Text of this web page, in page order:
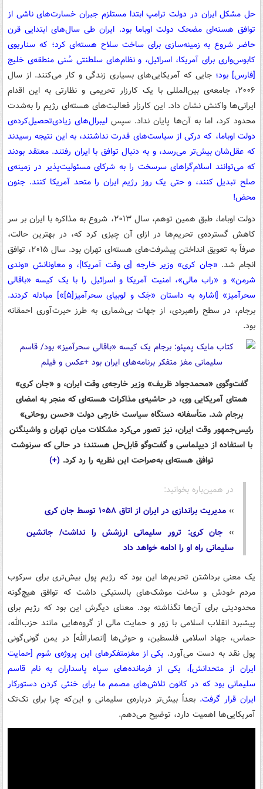
حل مشکل ایران در دولت ترامپ ابتدا مستلزم جبران خسارت‌های ناشی از
توافق هسته‌ای مضحک دولت اوباما بود. ایران طی سال‌های ابتدایی قرن
حاضر شروع به زمینه‌سازی برای ساخت سلاح هسته‌ای کرد؛ که سناریوی
کابوس‌واری برای آمریکا، اسرائیل، و نظام‌های سلطنتی سُنی منطقه‌ی خلیج
[فارس] بود؛جایی که آمریکایی‌های بسیاری زندگی و کار می‌کنند. از سال
۲۰۰۶، جامعه‌ی بین‌المللی با یک کارزار تحریمی و نظارتی به این اقدام
ایرانی‌ها واکنش نشان داد. این کارزار فعالیت‌های هسته‌ای رژیم را به‌شدت
محدود کرد، اما به آن‌ها پایان نداد. سپس لیبرال‌های زیادی‌تحصیل‌کرده‌ی
دولت اوباما، که درکی از سیاست‌های قدرت نداشتند، به این نتیجه رسیدند
که عقل‌شان بیش‌تر می‌رسد، و به دنبال توافق با ایران رفتند. معتقد بودند
که می‌توانند اسلام‌گراهای سرسخت را به شرکای مسئولیت‌پذیر در زمینه‌ی
صلح تبدیل کنند، و حتی یک روز رژیم ایران را متحد آمریکا کنند. جنون
محض!
دولت اوباما، طبق همین توهم، سال ۲۰۱۳، شروع به مذاکره با ایران بر سر
کاهش گسترده‌ی تحریم‌ها در ازای آن چیزی کرد که، در بهترین حالت،
صرفاً به تعویق انداختن پیشرفت‌های هسته‌ای تهران بود. سال ۲۰۱۵، توافق
انجام شد. «جان کری» وزیر خارجه [ی وقت آمریکا]، و معاونانش «وندی
شرمن» و «راب مالی»، امنیت آمریکا و اسرائیل را با یک کیسه «باقالی
سحرآمیز» [اشاره به داستان «جَک و لوبیای سحرآمیز[۵]»] مبادله کردند.
برجام، در سطح راهبردی، از جهات بی‌شماری به طرز حیرت‌آوری احمقانه
بود.
گفت‌وگوی «محمدجواد ظریف» وزیر خارجه‌ی وقت ایران، و «جان کری»
همتای آمریکایی وی، در حاشیه‌ی مذاکرات هسته‌ای که منجر به امضای
برجام شد. متأسفانه دستگاه سیاست خارجی دولت «حسن روحانی»
رئیس‌جمهور وقت ایران، نیز تصور می‌کرد مشکلات میان تهران و واشینگتن
با استفاده از دیپلماسی و گفت‌وگو قابل‌حل هستند؛ در حالی که سرنوشت
توافق هسته‌ای به‌صراحت این نظریه را رد کرد. (+)
در همین‌باره بخوانید:
›› مدیریت براندازی در ایران از اتاق ۱۰۵۸ توسط جان کری
›› جان کری: ترور سلیمانی ارزشش را نداشت/ جانشین
سلیمانی راه او را ادامه خواهد داد
یک معنی برداشتن تحریم‌ها این بود که رژیم پول بیش‌تری برای سرکوب
مردم خودش و ساخت موشک‌های بالستیکی داشت که توافق هیچ‌گونه
محدودیتی برای آن‌ها نگذاشته بود. معنای دیگرش این بود که رژیم برای
پیشبرد انقلاب اسلامی با زور و حمایت مالی از گروه‌هایی مانند حزب‌الله،
حماس، جهاد اسلامی فلسطین، و حوثی‌ها [انصارالله] در یمن گونی‌گونی
پول نقد به دست می‌آورد. یکی از مغزمتفکرهای این پروژه‌ی شوم [حمایت
ایران از متحدانش]، یکی از فرمانده‌های سپاه پاسداران به نام قاسم
سلیمانی بود که در کانون تلاش‌های مصمم ما برای خنثی کردن دستورکار
ایران قرار گرفت. بعداً بیش‌تر درباره‌ی سلیمانی و این‌که چرا برای تک‌تک
آمریکایی‌ها اهمیت دارد، توضیح می‌دهم.